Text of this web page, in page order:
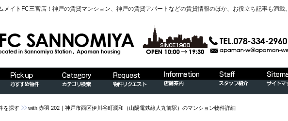
メイトFC三宮店！神戸の賃貸マンション、神戸の賃貸アパートなどの賃貸情報のほか、お役立ち記事も満載。
を探す with 赤羽 202｜神戸市西区伊川谷町潤和（山陽電鉄線人丸前駅）のマンション物件詳細